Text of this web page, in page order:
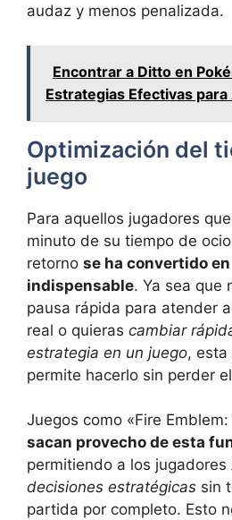
audaz y menos penalizada.
Encontrar a Ditto en
Estrategias Efectivas
Optimización del
juego
Para aquellos jugadores
minuto de su tiempo de
retorno se ha convertido
indispensable. Ya sea que
pausa rápida para atender
real o quieras cambiar
estrategia en un juego, esta
permite hacerlo sin perder
Juegos como «Fire
sacan provecho de esta
permitiendo a los jugadores
decisiones estratégicas sin
partida por completo. Esto